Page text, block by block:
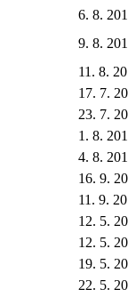
6. 8.
9. 8.
11. 8.
17. 7.
23. 7.
1. 8.
4. 8.
16. 9.
11. 9.
12. 5.
12. 5.
19. 5.
22. 5.